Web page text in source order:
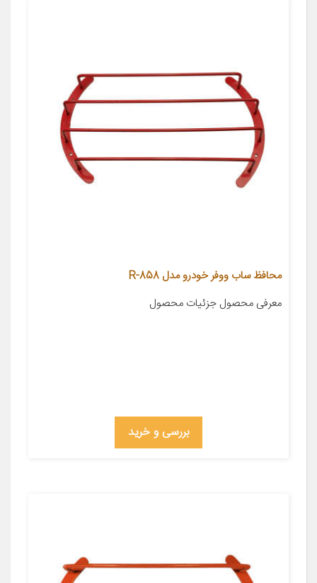
محافظ ساب ووفر خودرو مدل 858-R
معرفی محصول جزئیات محصول
بررسی و خرید